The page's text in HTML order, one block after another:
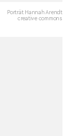
Porträt Hannah Arendt
creative commons